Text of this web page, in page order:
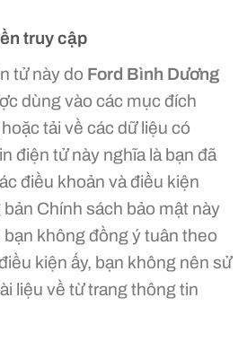
truy cập
tử này do Ford Bình Dương
dùng vào các mục đích
tải về các dữ liệu có
điện tử này nghĩa là bạn đã
điều khoản và điều kiện
Chính sách bảo mật này
không đồng ý tuân theo
kiện ấy, bạn không nên sử
liệu về từ trang thông tin